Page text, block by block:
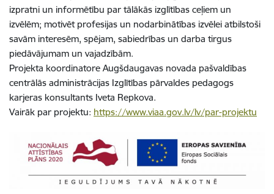
izpratni un informētību par tālākās izglītības ceļiem un
izvēlēm; motivēt profesijas un nodarbinātības izvēlei atbilstoši
savām interesēm, spējam, sabiedrības un darba tirgus
piedāvājumam un vajadzībām.
Projekta koordinatore Augšdaugavas novada pašvaldības
centrālās administrācijas Izglītības pārvaldes pedagogs
karjeras konsultants Iveta Repkova.
Vairāk par projektu: https://www.viaa.gov.lv/lv/par-projektu